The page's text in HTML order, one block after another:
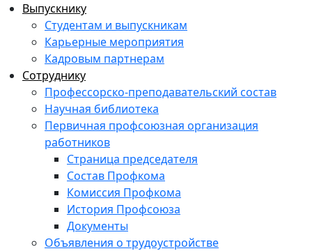
Выпускнику
Студентам и выпускникам
Карьерные мероприятия
Кадровым партнерам
Сотруднику
Профессорско-преподавательский состав
Научная библиотека
Первичная профсоюзная организация
работников
Страница председателя
Состав Профкома
Комиссия Профкома
История Профсоюза
Документы
Объявления о трудоустройстве